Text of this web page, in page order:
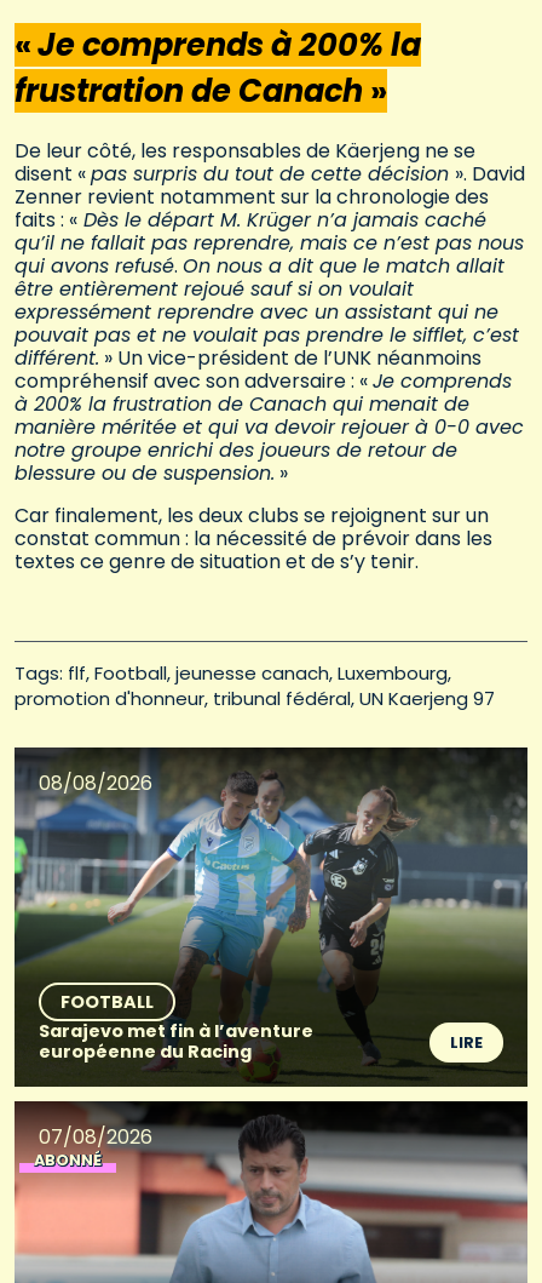
«Je comprends à 200% la
frustration de Canach»
De leur côté, les responsables de Käerjeng ne se
disent «pas surpris du tout de cette décision ». David
Zenner revient notamment sur la chronologie des
faits : « Dès le départ M. Krüger n’a jamais caché
qu’il ne fallait pas reprendre, mais ce n’est pas nous
qui avons refusé. On nous a dit que le match allait
être entièrement rejoué sauf si on voulait
expressément reprendre avec un assistant qui ne
pouvait pas et ne voulait pas prendre le sifflet, c’est
différent. » Un vice-président de l’UNK néanmoins
compréhensif avec son adversaire : «Je comprends
à 200% la frustration de Canach qui menait de
manière méritée et qui va devoir rejouer à 0-0 avec
notre groupe enrichi des joueurs de retour de
blessure ou de suspension. »
Car finalement, les deux clubs se rejoignent sur un
constat commun : la nécessité de prévoir dans les
textes ce genre de situation et de s’y tenir.
Tags: flf Football jeunesse canach Luxembourg
promotion d'honneur tribunal fédéral UN Kaerjeng 97
08/08/2026
FOOTBALL
Sarajevo met fin à l’aventure
européenne du Racing
LIRE
07/08/2026
ABONNÉ